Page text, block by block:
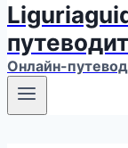
Онлайн-